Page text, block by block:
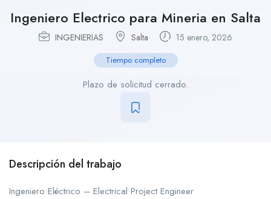
Ingeniero Electrico para Mineria en Salta
INGENIERIAS Salta 15 enero, 2026
Tiempo completo
Plazo de solicitud cerrado.
Descripción del trabajo
Ingeniero Eléctrico – Electrical Project Engineer